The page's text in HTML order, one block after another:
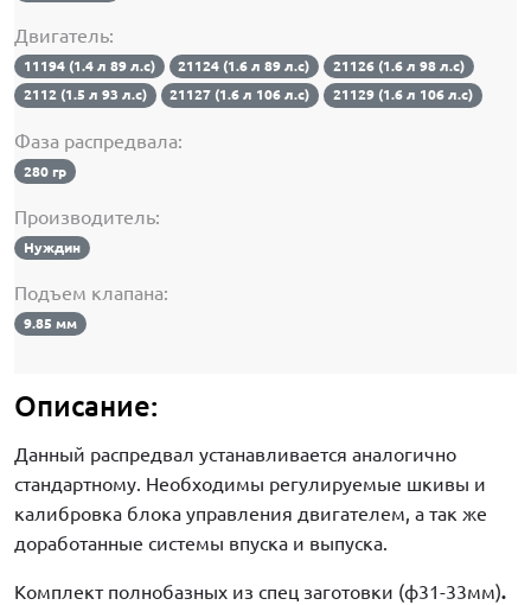
Двигатель:
11194 (1.4 л 89 л.с) 21124 (1.6 л 89 л.с)
21126 (1.6 л 98 л.с)
2112 (1.5 л 93 л.с)
21127 (1.6 л 106 л.с) 21129 (1.6 л 106 л.с)
Фаза распредвала:
280 гр
Производитель:
Нуждин
Подъем клапана:
9.85 мм
Описание:
Данный распредвал устанавливается аналогично
стандартному. Необходимы регулируемые шкивы и
калибровка блока управления двигателем, а так же
доработанные системы впуска и выпуска.
Комплект полнобазных из спец заготовки (ф31-33мм).